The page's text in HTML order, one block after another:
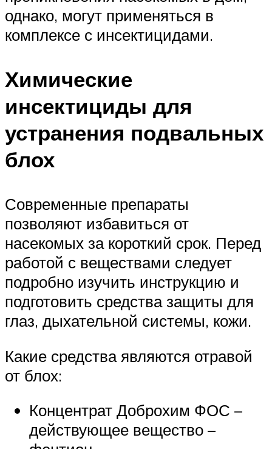
однако, могут применяться в
комплексе с инсектицидами.
Химические
инсектициды для
устранения подвальных
блох
Современные препараты
позволяют избавиться от
насекомых за короткий срок. Перед
работой с веществами следует
подробно изучить инструкцию и
подготовить средства защиты для
глаз, дыхательной системы, кожи.
Какие средства являются отравой
от блох:
Концентрат Доброхим ФОС –
действующее вещество –